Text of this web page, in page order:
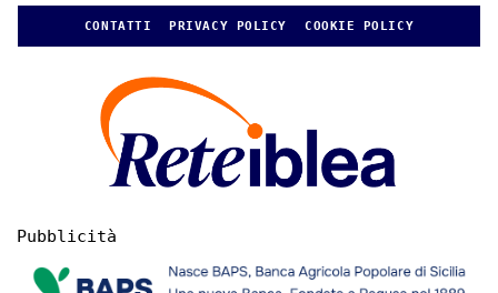
CONTATTI PRIVACY POLICY COOKIE POLICY
Pubblicità